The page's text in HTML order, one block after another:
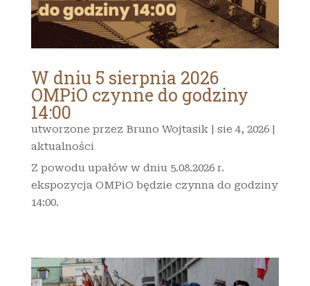
W dniu 5 sierpnia 2026
OMPiO czynne do godziny
14:00
utworzone przez Bruno Wojtasik| sie 4, 2026|
aktualności
Z powodu upałów w dniu 5.08.2026 r.
ekspozycja OMPiO będzie czynna do godziny
14:00.